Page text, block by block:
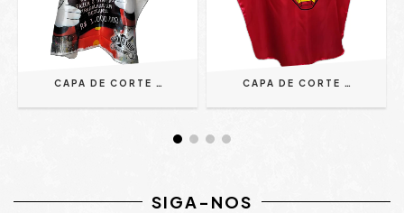
CAPA DE CORTE SUBLIMAÇÃO | CETIM PERSONALIZADA - TIO PATINHAS CAPA DE CORTE INFANTIL ZIPER CETIM - HOMEM DE FERRO
SIGA-NOS